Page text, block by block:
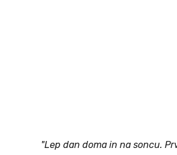
"Lep dan doma in na soncu.